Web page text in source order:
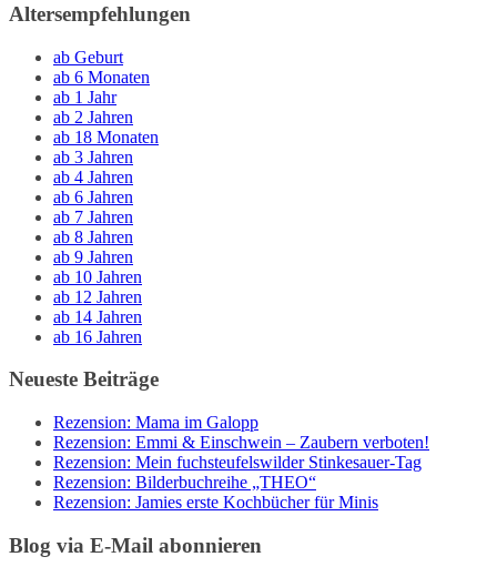
Altersempfehlungen
ab Geburt
ab 6 Monaten
ab 1 Jahr
ab 2 Jahren
ab 18 Monaten
ab 3 Jahren
ab 4 Jahren
ab 6 Jahren
ab 7 Jahren
ab 8 Jahren
ab 9 Jahren
ab 10 Jahren
ab 12 Jahren
ab 14 Jahren
ab 16 Jahren
Neueste Beiträge
Rezension: Mama im Galopp
Rezension: Emmi & Einschwein – Zaubern verboten!
Rezension: Mein fuchsteufelswilder Stinkesauer-Tag
Rezension: Bilderbuchreihe „THEO“
Rezension: Jamies erste Kochbücher für Minis
Blog via E-Mail abonnieren